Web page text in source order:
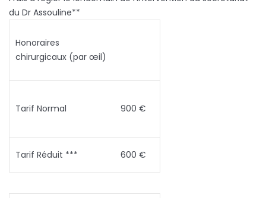
du Dr Assouline**
Honoraires
chirurgicaux (par œil)
Tarif Normal 900 €
Tarif Réduit *** 600 €